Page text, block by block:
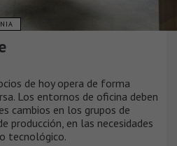
de hoy opera de forma
Los entornos de oficina deben
cambios en los grupos de
producción, en las necesidades
tecnológico.